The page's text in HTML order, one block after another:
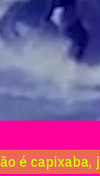
é capixaba,
é capixaba,